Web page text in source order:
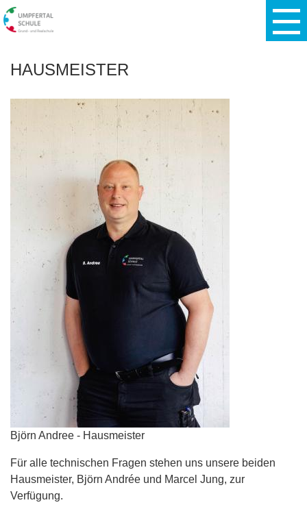
HAUSMEISTER
Björn Andree - Hausmeister
Für alle technischen Fragen stehen uns unsere beiden
Hausmeister, Björn Andrée und Marcel Jung, zur
Verfügung.